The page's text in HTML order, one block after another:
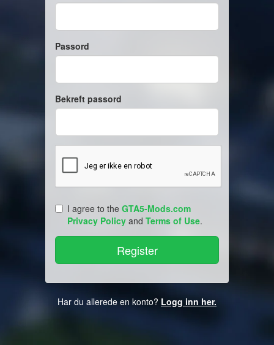
Passord
Bekreft passord
I agree to the GTA5-Mods.com
Privacy Policy and Terms of Use.
Har du allerede en konto? Logg inn her.